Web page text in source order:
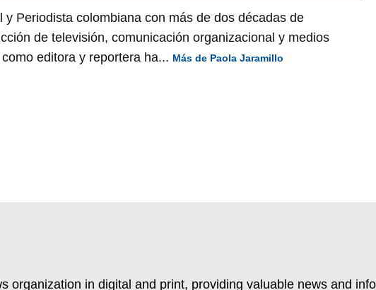
y Periodista colombiana con más de dos décadas de
de televisión, comunicación organizacional y medios
editora y reportera ha... Más de Paola Jaramillo
organization in digital and print, providing valuable news and